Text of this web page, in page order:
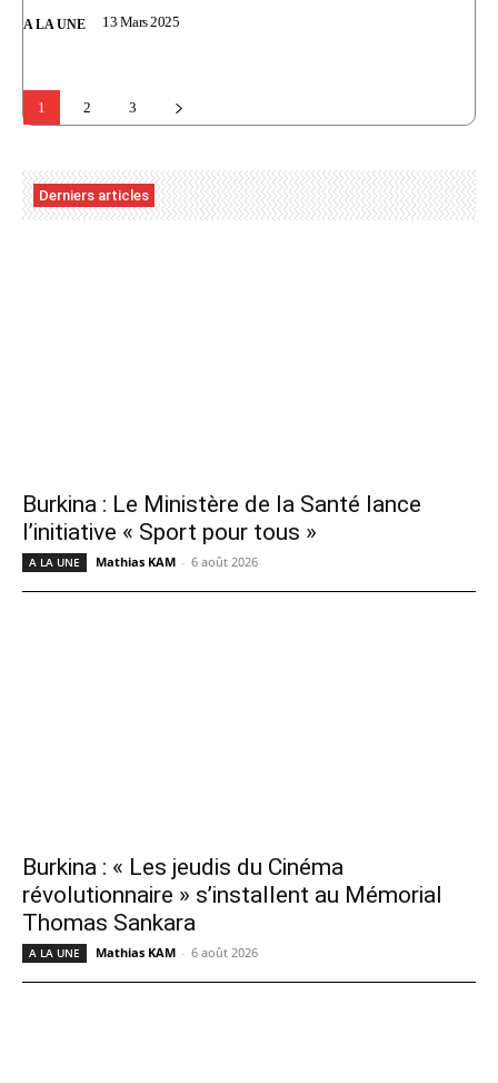
A LA UNE 13 Mars 2025
1 2 3
Derniers articles
Burkina : Le Ministère de la Santé lance
l’initiative « Sport pour tous »
A LA UNE Mathias KAM - 6 août 2026
Burkina : « Les jeudis du Cinéma
révolutionnaire » s’installent au Mémorial
Thomas Sankara
A LA UNE Mathias KAM - 6 août 2026